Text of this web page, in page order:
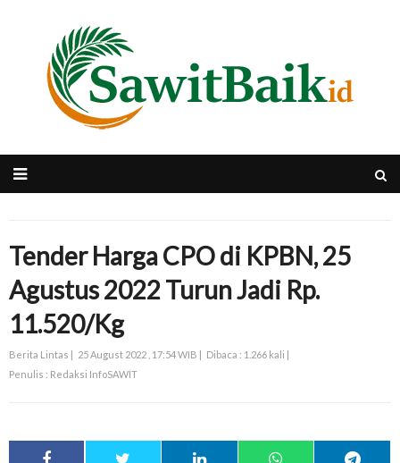
Tender Harga CPO di KPBN, 25
Agustus 2022 Turun Jadi Rp.
11.520/Kg
Berita Lintas | 25 August 2022 , 17:54 WIB | Dibaca : 1.266 kali |
Penulis : Redaksi InfoSAWIT